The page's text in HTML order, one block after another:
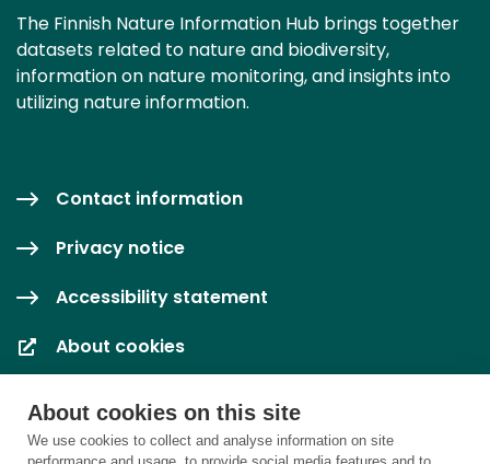
About cookies on this site
We use cookies to collect and analyse information on site
The Finnish Nature Information Hub brings together
datasets related to nature and biodiversity,
information on nature monitoring, and insights into
utilizing nature information.
Contact information
Privacy notice
Accessibility statement
About cookies